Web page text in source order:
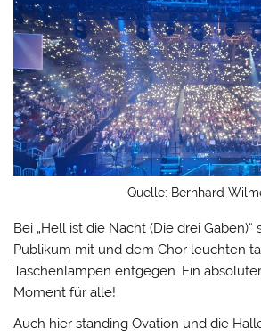
Quelle: Bernhard
Bei „Hell ist die Nacht (Die drei
Publikum mit und dem Chor leuchten
Taschenlampen entgegen. Ein
Moment für alle!
Auch hier standing Ovation und die